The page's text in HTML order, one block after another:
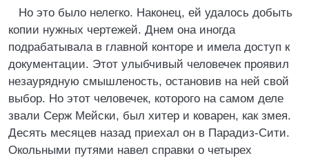
Но это было нелегко. Наконец, ей удалось добыть
копии нужных чертежей. Днем она иногда
подрабатывала в главной конторе и имела доступ к
документации. Этот улыбчивый человечек проявил
незаурядную смышленость, остановив на ней свой
выбор. Но этот человечек, которого на самом деле
звали Серж Мейски, был хитер и коварен, как змея.
Десять месяцев назад приехал он в Парадиз-Сити.
Окольными путями навел справки о четырех